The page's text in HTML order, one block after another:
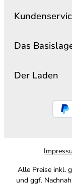
Das
Der Laden
Alle Preise inkl.
und ggf.